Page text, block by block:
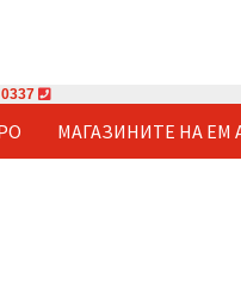
МАГАЗИНИТЕ НА ЕМ